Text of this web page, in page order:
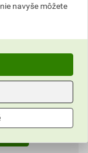
mínus 1,5 kg
DPH
ks
navyše môžete